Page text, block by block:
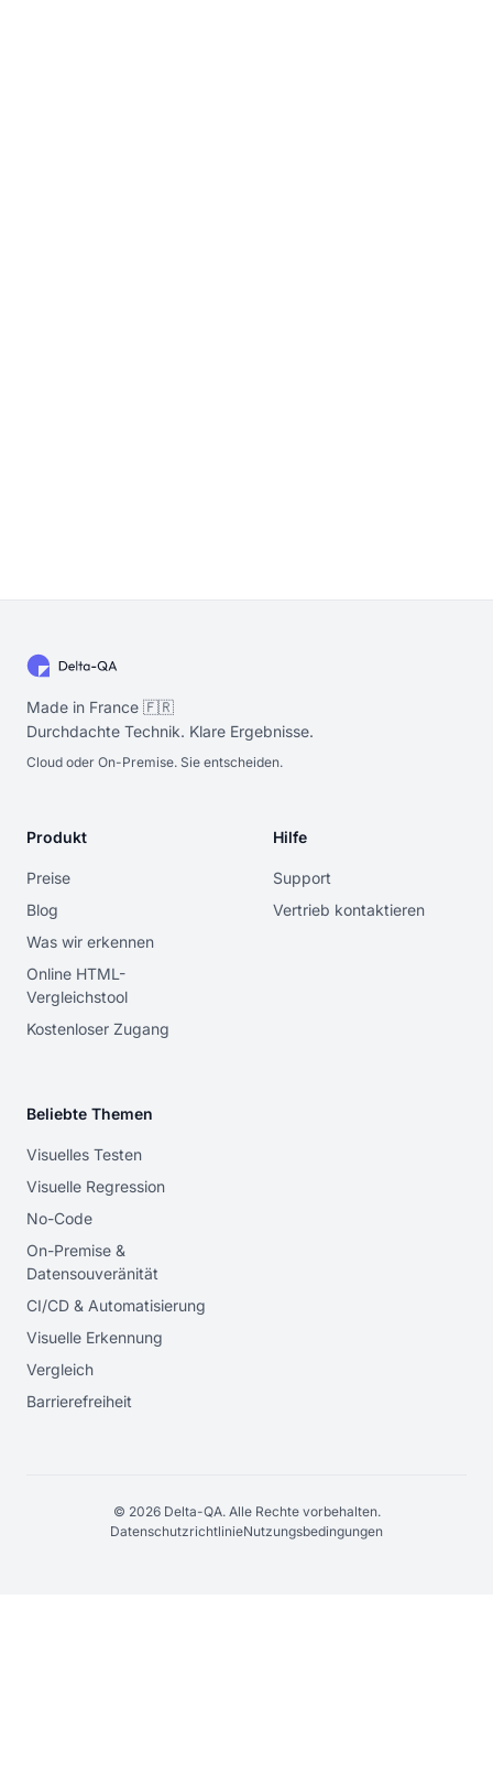
Made in France 🇫🇷
Durchdachte Technik. Klare Ergebnisse.
Cloud oder On-Premise. Sie entscheiden.
Produkt
Preise
Blog
Was wir erkennen
Online HTML-
Vergleichstool
Kostenloser Zugang
Hilfe
Support
Vertrieb kontaktieren
Beliebte Themen
Visuelles Testen
Visuelle Regression
No-Code
On-Premise &
Datensouveränität
CI/CD & Automatisierung
Visuelle Erkennung
Vergleich
Barrierefreiheit
© 2026 Delta-QA. Alle Rechte vorbehalten.
DatenschutzrichtlinieNutzungsbedingungen